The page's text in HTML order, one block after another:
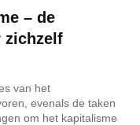
– de
zichzelf
van het
evenals de taken
om het kapitalisme